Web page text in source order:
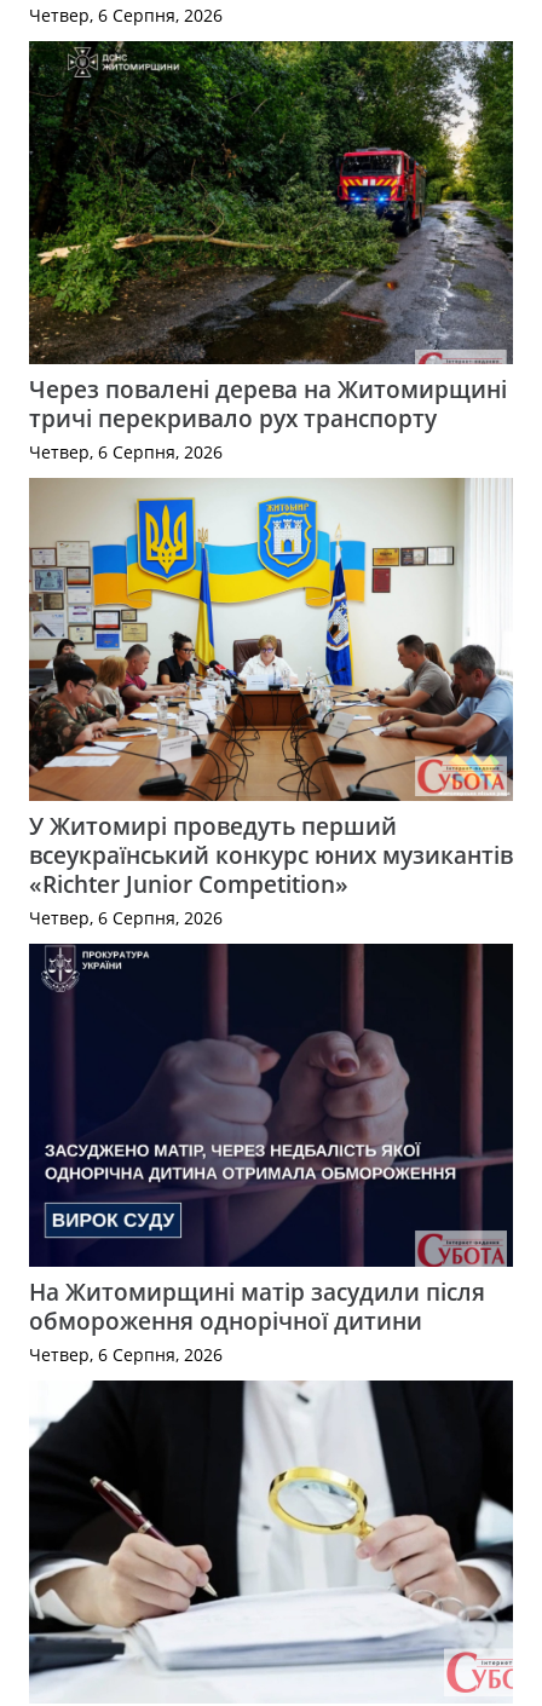
Четвер, 6 Серпня, 2026
Через повалені дерева на Житомирщині
тричі перекривало рух транспорту
Четвер, 6 Серпня, 2026
У Житомирі проведуть перший
всеукраїнський конкурс юних музикантів
«Richter Junior Competition»
Четвер, 6 Серпня, 2026
На Житомирщині матір засудили після
обмороження однорічної дитини
Четвер, 6 Серпня, 2026